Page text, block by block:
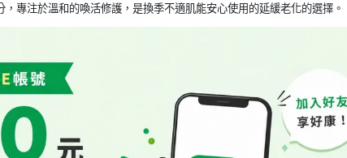
專注於溫和的喚活修護，是換季不適肌能安心使用的延緩老化的選擇。